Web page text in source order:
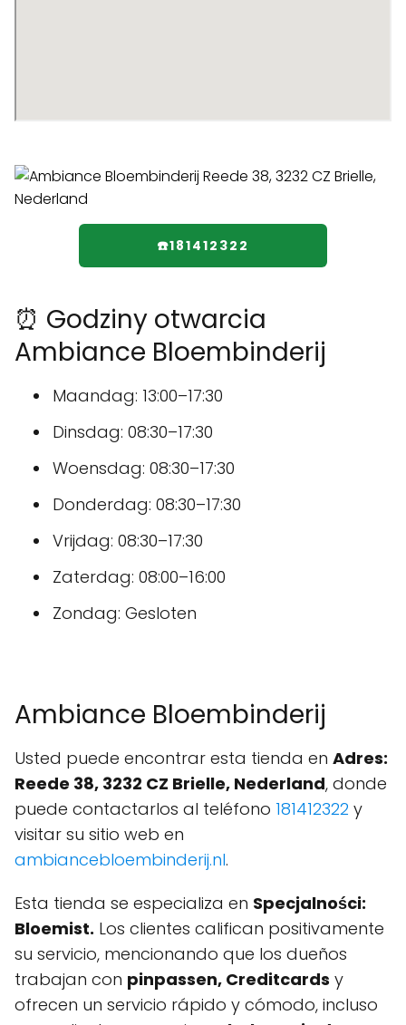
☎️181412322
⏰ Godziny otwarcia
Ambiance Bloembinderij
Maandag: 13:00–17:30
Dinsdag: 08:30–17:30
Woensdag: 08:30–17:30
Donderdag: 08:30–17:30
Vrijdag: 08:30–17:30
Zaterdag: 08:00–16:00
Zondag: Gesloten
Ambiance Bloembinderij
Usted puede encontrar esta tienda en Adres:
Reede 38, 3232 CZ Brielle, Nederland, donde
puede contactarlos al teléfono 181412322 y
visitar su sitio web en
ambiancebloembinderij.nl.
Esta tienda se especializa en Specjalności:
Bloemist. Los clientes califican positivamente
su servicio, mencionando que los dueños
trabajan con pinpassen, Creditcards y
ofrecen un servicio rápido y cómodo, incluso